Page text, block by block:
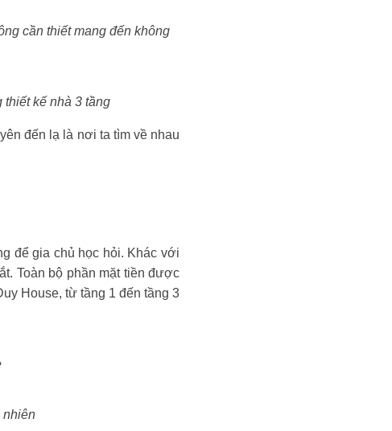
cần thiết mang đến không
thiết kế nhà 3 tầng
đến lạ là nơi ta tìm về nhau
để gia chủ học hỏi. Khác với
Toàn bộ phần mặt tiền được
House, từ tầng 1 đến tầng 3
nhiên